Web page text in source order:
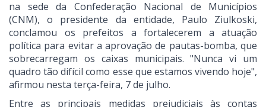
na sede da Confederação Nacional de Municípios
(CNM), o presidente da entidade, Paulo Ziulkoski,
conclamou os prefeitos a fortalecerem a atuação
política para evitar a aprovação de pautas-bomba, que
sobrecarregam os caixas municipais. "Nunca vi um
quadro tão difícil como esse que estamos vivendo hoje",
afirmou nesta terça-feira, 7 de julho.
Entre as principais medidas prejudiciais às contas